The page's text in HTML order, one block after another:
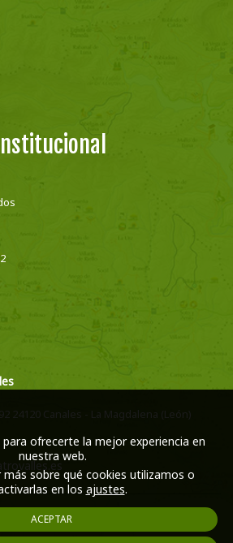
24120 Canales - La Magdalena (León)
ofrecerte la mejor experiencia en
nuestra web.
más sobre qué cookies utilizamos o
en los ajustes.
ACEPTAR